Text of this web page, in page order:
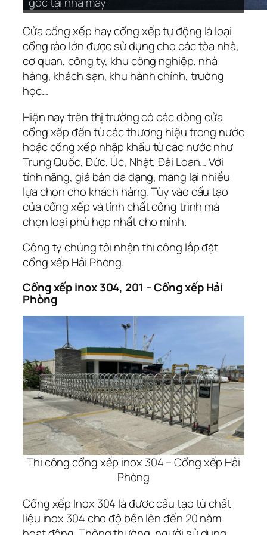
Cửa cổng xếp hay cổng xếp tự động là loại
cổng rào lớn được sử dụng cho các tòa nhà,
cơ quan, công ty, khu công nghiệp, nhà
hàng, khách sạn, khu hành chính, trường
học…
Hiện nay trên thị trường có các dòng cửa
cổng xếp đến từ các thương hiệu trong nước
hoặc cổng xếp nhập khẩu từ các nước như
Trung Quốc, Đức, Úc, Nhật, Đài Loan… Với
tính năng, giá bán đa dạng, mang lại nhiều
lựa chọn cho khách hàng. Tùy vào cấu tạo
của cổng xếp và tính chất công trình mà
chọn loại phù hợp nhất cho mình.
Công ty chúng tôi nhận thi công lắp đặt
cổng xếp Hải Phòng.
Cổng xếp inox 304, 201 – Cổng xếp Hải
Phòng
Thi công cổng xếp inox 304 – Cổng xếp Hải
Phòng
Cổng xếp Inox 304 là được cấu tạo từ chất
liệu inox 304 cho độ bền lên đến 20 năm